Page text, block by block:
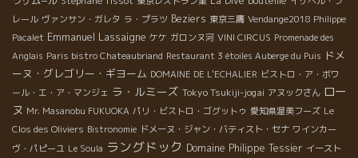
レール ヴァンサン・ガレタ ラ・プラツ Beziers 東京三鷹 Vendange2018 Philippe
Pacalet Emmanuel Lassaigne ケケ ガロンヌ河 VINI CIRCUS Promenade des
Anglais Paris bistro Chateaubriand Restaurant 3 étoiles Auberge du Puis ドメ
ーヌ・グレゴリー・ギヨーム DOMAINE DE L'ECHALIER ビストロ・ア・ボワ
ール・エ・ア・マンジェ ラ・ルミーズ Tokyo Tsukiji-jogai アヌックさん ロー
ヌ Mr. Masanobu FUKUOKA パリ・ビストロ・ゴグットゥ 愛知県渥美フーズ Le
Clos des Oliviers Bistronomie ドメーヌ・ジャン・バティスト・セナ ワインカー
ヴ・パピーユ Le Soula ラングドック Domaine Philippe Tessier イースト